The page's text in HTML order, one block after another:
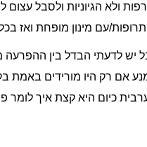
ולא הגיוניות ולסבל
עם מינון מופחת ואז
לדעתי הבדל בין ההפרעה
אם רק היו מורידים באמת
כיום היא קצת איך לומר